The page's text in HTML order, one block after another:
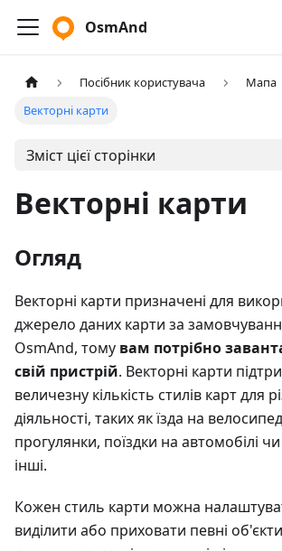
OsmAnd
Посібник користувача
Мапа
Векторні карти
Зміст цієї сторінки
Векторні карти
Огляд
Векторні карти призначені для
джерело даних карти за
OsmAnd, тому вам потрібно
свій пристрій. Векторні карти
величезну кількість стилів карт для
діяльності, таких як їзда на
прогулянки, поїздки на автомобілі чи
інші.
Кожен стиль карти можна
виділити або приховати певні